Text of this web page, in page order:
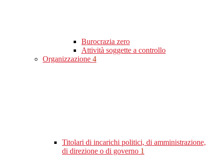
Burocrazia zero
Attività soggette a controllo
Organizzazione 4
Titolari di incarichi politici, di amministrazione,
di direzione o di governo 1